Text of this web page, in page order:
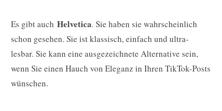
Es gibt auch Helvetica. Sie haben sie wahrscheinlich
schon gesehen. Sie ist klassisch, einfach und ultra-
lesbar. Sie kann eine ausgezeichnete Alternative sein,
wenn Sie einen Hauch von Eleganz in Ihren TikTok-Posts
wünschen.